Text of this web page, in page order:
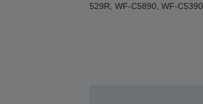
529R, WF-C5890, WF-C5390.